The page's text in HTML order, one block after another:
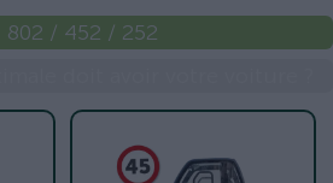
802 / 452 / 252